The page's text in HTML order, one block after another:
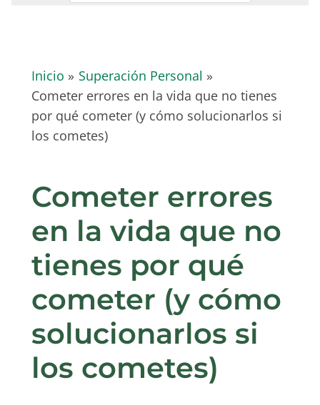
Inicio
Superación Personal
Cometer errores en la vida que no tienes
por qué cometer (y cómo solucionarlos si
los cometes)
Cometer errores
en la vida que no
tienes por qué
cometer (y cómo
solucionarlos si
los cometes)